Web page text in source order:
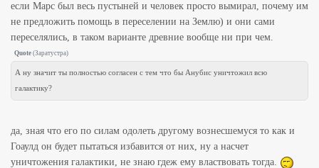
если Марс был весь пустыней и человек просто вымирал, почему им
не предложить помощь в переселении на Землю) и они сами
переселялись, в таком варианте древние вообще ни при чем.
Quote (Заратустра)
А ну значит ты полностью согласен с тем что бы Анубис уничтожил всю
галактику?
да, зная что его по силам одолеть другому вознесшемуся то как и
Гоаулд он будет пытаться избавится от них, ну а насчет
уничтожения галактики, не знаю гдеж ему властвовать тогда.